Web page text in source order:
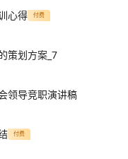
心得 付费
策划方案_7
领导竞职演讲稿
付费